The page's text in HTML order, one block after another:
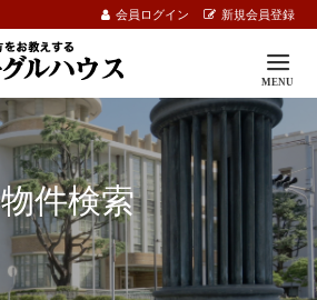
会員ログイン 新規会員登録
物件検索